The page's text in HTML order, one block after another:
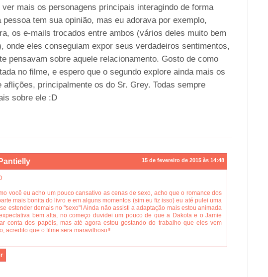
mais os personagens principais interagindo de forma
tem sua opinião, mas eu adorava por exemplo,
os e-mails trocados entre ambos (vários deles muito bem
onde eles conseguiam expor seus verdadeiros sentimentos,
pensavam sobre aquele relacionamento. Gosto de como
no filme, e espero que o segundo explore ainda mais os
aflições, principalmente os do Sr. Grey. Todas sempre
sobre ele :D
15 de fevereiro de 2015 às 14:48
você eu acho um pouco cansativo as cenas de sexo, acho que o romance dos
mais bonita do livro e em alguns momentos (sim eu fiz isso) eu até pulei uma
estender demais no "sexo"! Ainda não assisti a adaptação mais estou animada
bem alta, no começo duvidei um pouco de que a Dakota e o Jamie
conta dos papéis, mas até agora estou gostando do trabalho que eles vem
acredito que o filme sera maravilhoso!!